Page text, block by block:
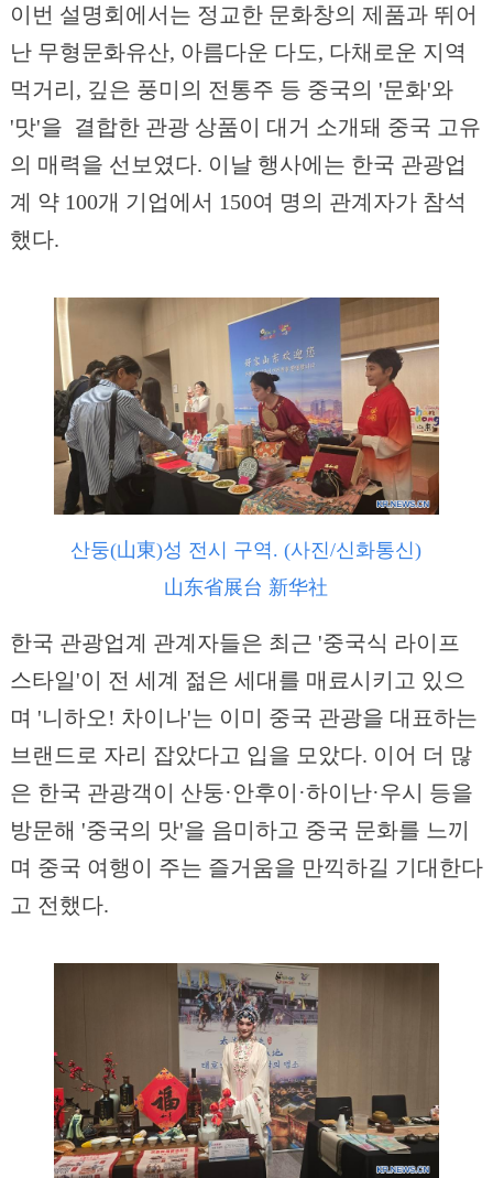
이번 설명회에서는 정교한 문화창의 제품과 뛰어
난 무형문화유산, 아름다운 다도, 다채로운 지역
먹거리, 깊은 풍미의 전통주 등 중국의 '문화'와
'맛'을 결합한 관광 상품이 대거 소개돼 중국 고유
의 매력을 선보였다. 이날 행사에는 한국 관광업
계 약 100개 기업에서 150여 명의 관계자가 참석
했다.
산둥(山東)성 전시 구역. (사진/신화통신)
山东省展台 新华社
한국 관광업계 관계자들은 최근 '중국식 라이프
스타일'이 전 세계 젊은 세대를 매료시키고 있으
며 '니하오! 차이나'는 이미 중국 관광을 대표하는
브랜드로 자리 잡았다고 입을 모았다. 이어 더 많
은 한국 관광객이 산둥·안후이·하이난·우시 등을
방문해 '중국의 맛'을 음미하고 중국 문화를 느끼
며 중국 여행이 주는 즐거움을 만끽하길 기대한다
고 전했다.